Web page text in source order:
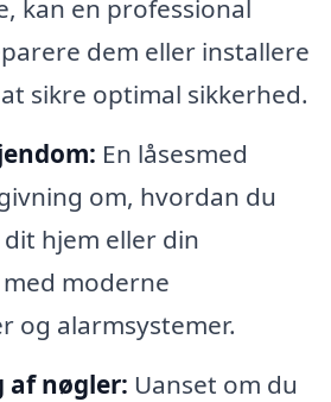
kan en professional
dem eller installere
sikre optimal sikkerhed.
En låsesmed
om, hvordan du
hjem eller din
moderne
og alarmsystemer.
af nøgler: Uanset om du